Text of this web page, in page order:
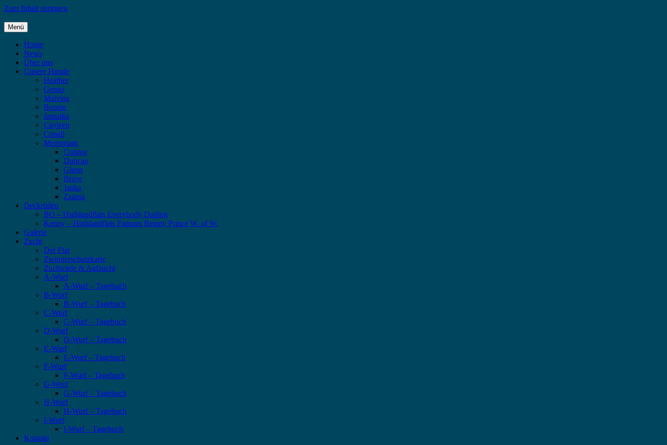
Zum Inhalt springen
Highlandflats – Flat Coated Retriever
Menü
Home
News
Über uns
Unsere Hunde
Heather
Genna
Malvina
Bonnie
Jamaika
Cayleen
Conall
Memoriam
Connor
Duncan
Glenn
Brave
Janka
Zsazsa
Deckrüden
BO – Highlandflats Everybody Darling
Kenny – Highlandflats Famous Beauty Prince W. of W.
Galerie
Zucht
Der Flat
Zwingerschutzkarte
Zuchtziele & Aufzucht
A-Wurf
A-Wurf – Tagebuch
B-Wurf
B-Wurf – Tagebuch
C-Wurf
C-Wurf – Tagebuch
D-Wurf
D-Wurf – Tagebuch
E-Wurf
E-Wurf – Tagebuch
F-Wurf
F-Wurf – Tagebuch
G-Wurf
G-Wurf – Tagebuch
H-Wurf
H-Wurf – Tagebuch
I-Wurf
I-Wurf – Tagebuch
Kontakt